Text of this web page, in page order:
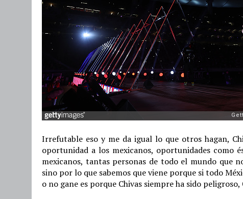
Irrefutable eso y me da igual lo que otros hagan,
oportunidad a los mexicanos, oportunidades
mexicanos, tantas personas de todo el mundo que
sino por lo que sabemos que viene porque si todo
o no gane es porque Chivas siempre ha sido